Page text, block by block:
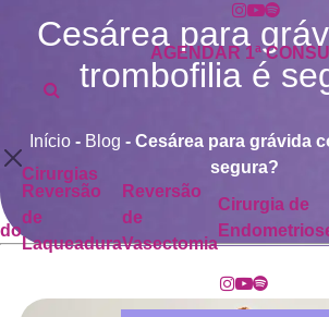
AGENDAR 1ª
Cirurgias
Reversão
de
Laqueadura
Reversão
de
Vasectomia
Cirurgia de
Cesárea para
trombofilia é
Início - Blog - Cesárea para grávida
segura?